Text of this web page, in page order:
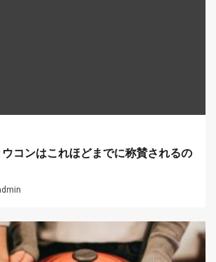
コンはこれほどまでに称賛されるの